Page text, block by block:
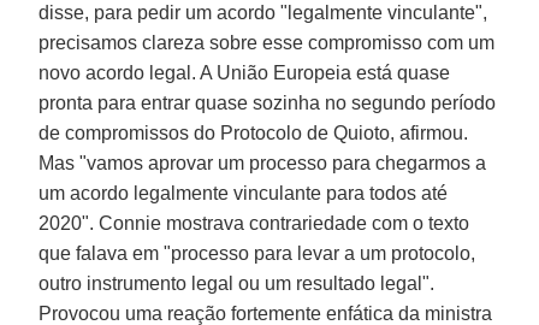
disse, para pedir um acordo "legalmente vinculante",
precisamos clareza sobre esse compromisso com um
novo acordo legal. A União Europeia está quase
pronta para entrar quase sozinha no segundo período
de compromissos do Protocolo de Quioto, afirmou.
Mas "vamos aprovar um processo para chegarmos a
um acordo legalmente vinculante para todos até
2020". Connie mostrava contrariedade com o texto
que falava em "processo para levar a um protocolo,
outro instrumento legal ou um resultado legal".
Provocou uma reação fortemente enfática da ministra